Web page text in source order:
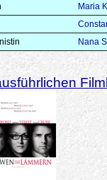
Maria
Nana